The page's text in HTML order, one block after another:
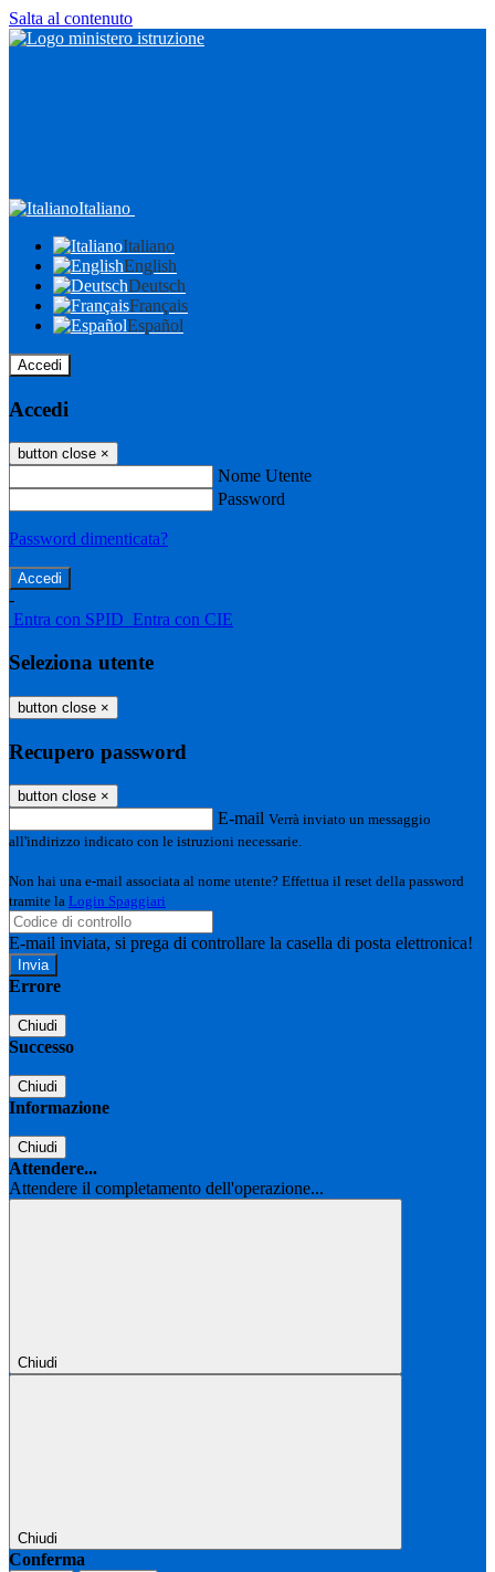
Salta al contenuto
Italiano
Italiano
English
Deutsch
Français
Español
Accedi
Accedi
button close ×
Nome Utente
Password
Password dimenticata?
-
Entra con SPID Entra con CIE
Seleziona utente
button close ×
Recupero password
button close ×
E-mail Verrà inviato un messaggio
all'indirizzo indicato con le istruzioni necessarie.
Non hai una e-mail associata al nome utente? Effettua il reset della password
tramite la Login Spaggiari
E-mail inviata, si prega di controllare la casella di posta elettronica!
Errore
Chiudi
Successo
Chiudi
Informazione
Chiudi
Attendere...
Attendere il completamento dell'operazione...
Chiudi
Chiudi
Conferma